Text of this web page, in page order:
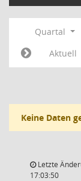
Quartal
Aktuell
Keine Daten
Letzte
17:03:50